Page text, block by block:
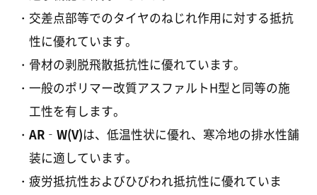
交差点部等でのタイヤのねじれ作用に対する抵抗
性に優れています。
骨材の剥脱飛散抵抗性に優れています。
一般のポリマー改質アスファルトH型と同等の施
工性を有します。
AR‐W(V)は、低温性状に優れ、寒冷地の排水性舗
装に適しています。
疲労抵抗性およびひびわれ抵抗性に優れていま